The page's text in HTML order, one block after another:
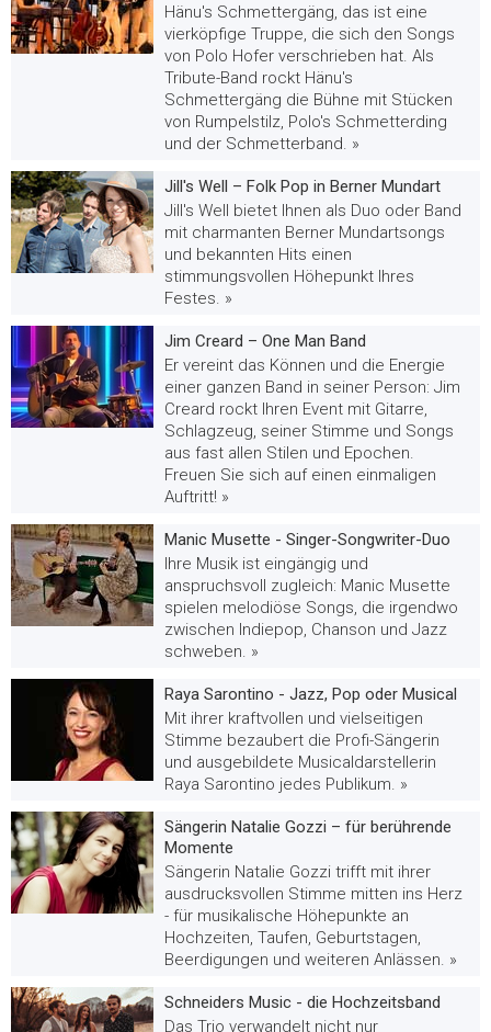
Hänu's Schmettergäng, das ist eine
vierköpfige Truppe, die sich den Songs
von Polo Hofer verschrieben hat. Als
Tribute-Band rockt Hänu's
Schmettergäng die Bühne mit Stücken
von Rumpelstilz, Polo's Schmetterding
und der Schmetterband. »
Jill's Well – Folk Pop in Berner Mundart
Jill's Well bietet Ihnen als Duo oder Band
mit charmanten Berner Mundartsongs
und bekannten Hits einen
stimmungsvollen Höhepunkt Ihres
Festes. »
Jim Creard – One Man Band
Er vereint das Können und die Energie
einer ganzen Band in seiner Person: Jim
Creard rockt Ihren Event mit Gitarre,
Schlagzeug, seiner Stimme und Songs
aus fast allen Stilen und Epochen.
Freuen Sie sich auf einen einmaligen
Auftritt! »
Manic Musette - Singer-Songwriter-Duo
Ihre Musik ist eingängig und
anspruchsvoll zugleich: Manic Musette
spielen melodiöse Songs, die irgendwo
zwischen Indiepop, Chanson und Jazz
schweben. »
Raya Sarontino - Jazz, Pop oder Musical
Mit ihrer kraftvollen und vielseitigen
Stimme bezaubert die Profi-Sängerin
und ausgebildete Musicaldarstellerin
Raya Sarontino jedes Publikum. »
Sängerin Natalie Gozzi – für berührende
Momente
Sängerin Natalie Gozzi trifft mit ihrer
ausdrucksvollen Stimme mitten ins Herz
- für musikalische Höhepunkte an
Hochzeiten, Taufen, Geburtstagen,
Beerdigungen und weiteren Anlässen. »
Schneiders Music - die Hochzeitsband
Das Trio verwandelt nicht nur